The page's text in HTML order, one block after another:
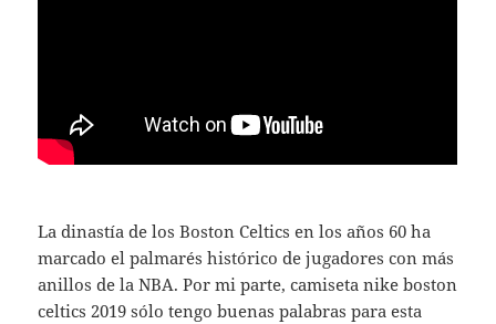
La dinastía de los Boston Celtics en los años 60 ha
marcado el palmarés histórico de jugadores con más
anillos de la NBA. Por mi parte, camiseta nike boston
celtics 2019 sólo tengo buenas palabras para esta